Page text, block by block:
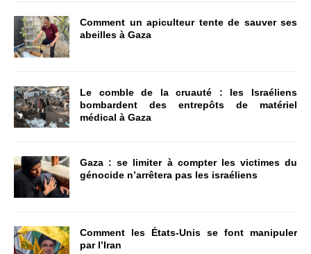
Comment un apiculteur tente de sauver ses
abeilles à Gaza
Le comble de la cruauté : les Israéliens
bombardent des entrepôts de matériel
médical à Gaza
Gaza : se limiter à compter les victimes du
génocide n’arrêtera pas les israéliens
Comment les États-Unis se font manipuler
par l’Iran